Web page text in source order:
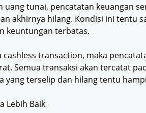
uang tunai, pencatatan keuangan
akhirnya hilang. Kondisi ini tentu
keuntungan terbatas.
cashless transaction, maka
Semua transaksi akan tercatat
yang terselip dan hilang tentu
Lebih Baik